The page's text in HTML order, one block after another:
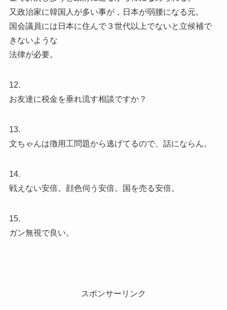
又政治家に韓国人が多い事が，日本が弱腰になる元。
国会議員には日本に住んで３世代以上でないと立候補で
きないような
法律が必要。
12.
お友達に税金を垂れ流す相談ですか？
13.
文ちゃんは徴用工問題から逃げてるので、話にならん。
14.
戦えない安倍。顔色伺う安倍。国を売る安倍。
15.
ガン無視で良い。
スポンサーリンク